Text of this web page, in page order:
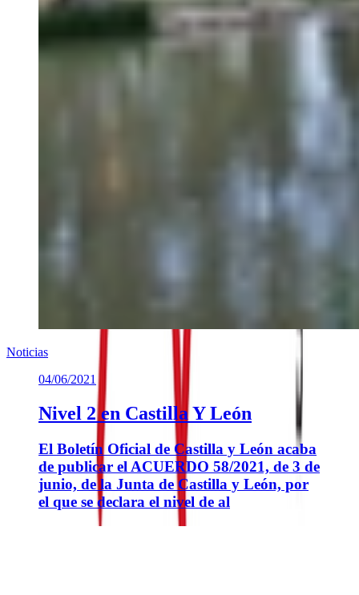
Noticias
04/06/2021
Nivel 2 en Castilla Y León
El Boletín Oficial de Castilla y León acaba
de publicar el ACUERDO 58/2021, de 3 de
junio, de la Junta de Castilla y León, por
el que se declara el nivel de al